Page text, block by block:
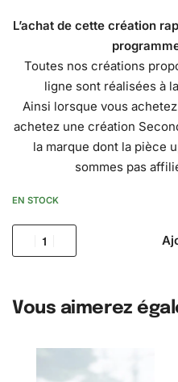
L’achat de cette création
Toutes nos créations
ligne sont réalisées à
Ainsi lorsque vous
achetez une création
la marque dont la pièce
sommes pas
EN STOCK
Vous aimerez